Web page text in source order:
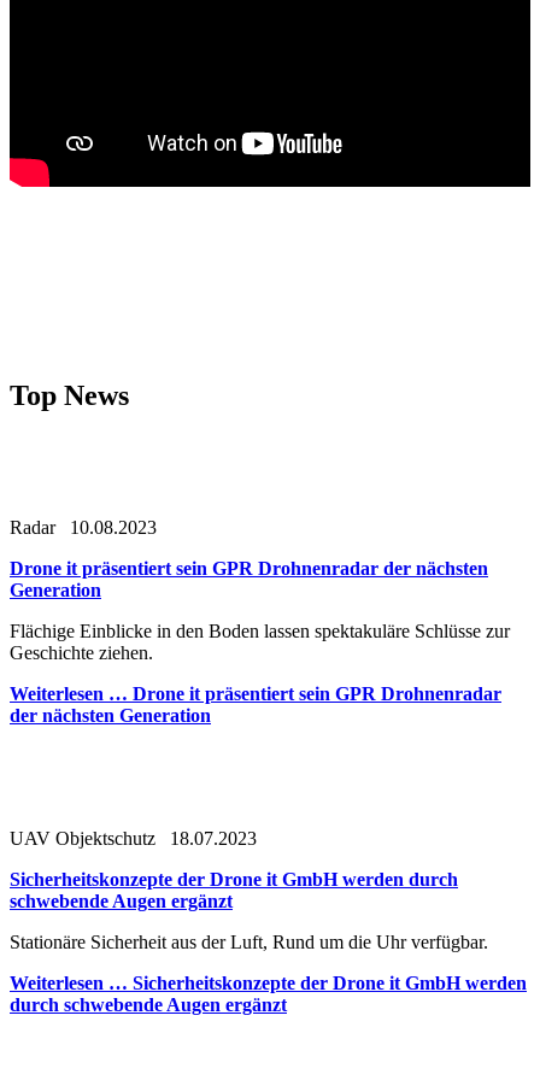
Top News
Radar
10.08.2023
Drone it präsentiert sein GPR Drohnenradar der nächsten
Generation
Flächige Einblicke in den Boden lassen spektakuläre Schlüsse zur
Geschichte ziehen.
Weiterlesen … Drone it präsentiert sein GPR Drohnenradar
der nächsten Generation
UAV Objektschutz
18.07.2023
Sicherheitskonzepte der Drone it GmbH werden durch
schwebende Augen ergänzt
Stationäre Sicherheit aus der Luft, Rund um die Uhr verfügbar.
Weiterlesen … Sicherheitskonzepte der Drone it GmbH werden
durch schwebende Augen ergänzt